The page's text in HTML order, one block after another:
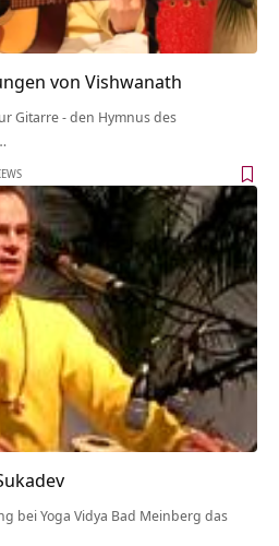
von Vishwanath
Gitarre - den Hymnus des
bei Yoga Vidya Bad Meinberg das